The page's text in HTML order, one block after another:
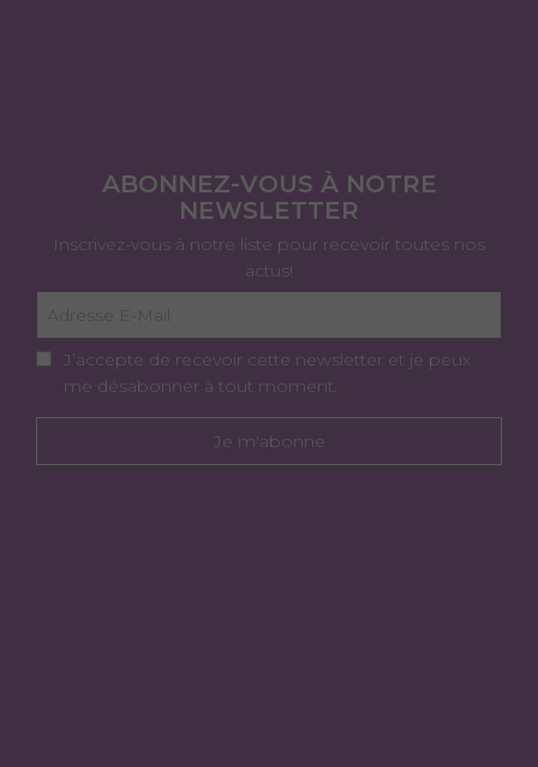
ABONNEZ-VOUS À NOTRE
NEWSLETTER
Inscrivez-vous à notre liste pour recevoir toutes nos
actus!
J’accepte de recevoir cette newsletter et je peux
me désabonner à tout moment.
Je m'abonne